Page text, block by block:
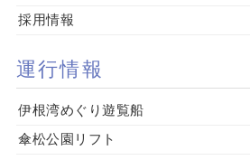
採用情報
運行情報
伊根湾めぐり遊覧船
傘松公園リフト